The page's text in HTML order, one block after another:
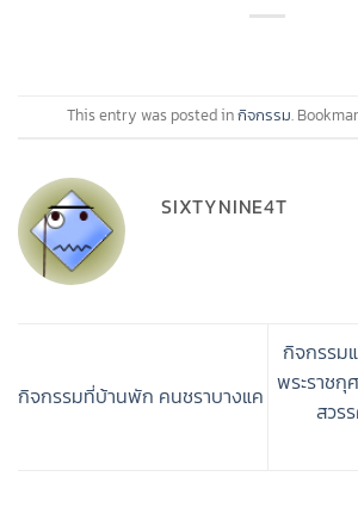
This entry was posted inกิจกรรม.
SIXTYNINE4T
กิจกรรมที่บ้านพัก คนชราบางแค
กิจกรรม
พระราชกุ
สวร